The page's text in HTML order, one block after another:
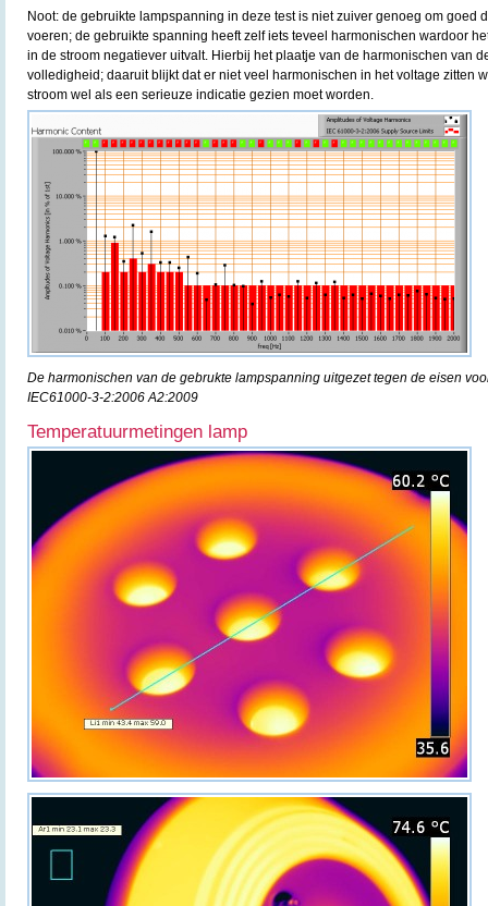
Noot: de gebruikte lampspanning in deze test is niet zuiver genoeg om goed
voeren; de gebruikte spanning heeft zelf iets teveel harmonischen wardoor
in de stroom negatiever uitvalt. Hierbij het plaatje van de harmonischen van
volledigheid; daaruit blijkt dat er niet veel harmonischen in het voltage zitten
stroom wel als een serieuze indicatie gezien moet worden.
De harmonischen van de gebrukte lampspanning uitgezet tegen de eisen
IEC61000-3-2:2006 A2:2009
Temperatuurmetingen lamp